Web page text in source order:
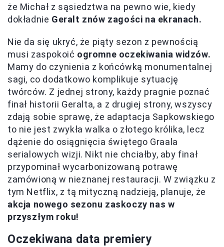
że Michał z sąsiedztwa na pewno wie, kiedy
dokładnie Geralt znów zagości na ekranach.
Nie da się ukryć, że piąty sezon z pewnością
musi zaspokoić ogromne oczekiwania widzów.
Mamy do czynienia z końcówką monumentalnej
sagi, co dodatkowo komplikuje sytuację
twórców. Z jednej strony, każdy pragnie poznać
finał historii Geralta, a z drugiej strony, wszyscy
zdają sobie sprawę, że adaptacja Sapkowskiego
to nie jest zwykła walka o złotego królika, lecz
dążenie do osiągnięcia świętego Graala
serialowych wizji. Nikt nie chciałby, aby finał
przypominał wycarbonizowaną potrawę
zamówioną w nieznanej restauracji. W związku z
tym Netflix, z tą mityczną nadzieją, planuje, że
akcja nowego sezonu zaskoczy nas w
przyszłym roku!
Oczekiwana data premiery